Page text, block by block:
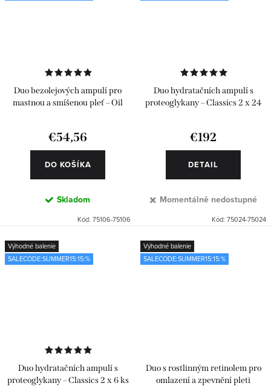
Duo bezolejových ampulí pro
mastnou a smíšenou pleť – Oil
€54,56
DO KOŠÍKA
Skladom
Kód: 75106-75106
Duo hydratačních ampulí s
proteoglykany – Classics 2 x 24
€192
DETAIL
Momentálně nedostupné
Kód: 75024-75024
Výhodné balenie
SALECODE:SUMMER15:15:%
Duo hydratačních ampulí s
proteoglykany – Classics 2 x 6 ks
Výhodné balenie
SALECODE:SUMMER15:15:%
Duo s rostlinným retinolem pro
omlazení a zpevnění pleti